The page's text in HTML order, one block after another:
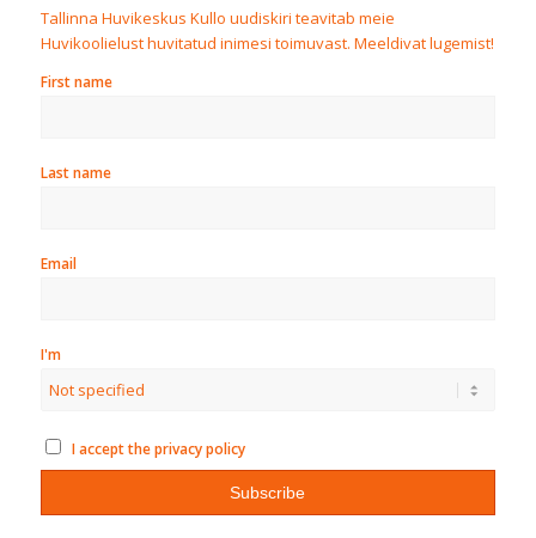
Tallinna Huvikeskus Kullo uudiskiri teavitab meie
Huvikoolielust huvitatud inimesi toimuvast. Meeldivat lugemist!
First name
Last name
Email
I'm
I accept the privacy policy